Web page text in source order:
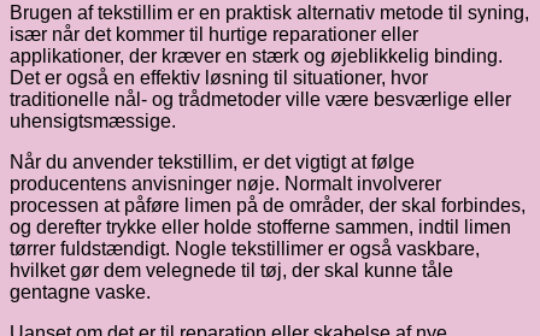
Brugen af tekstillim er en praktisk alternativ metode til syning,
især når det kommer til hurtige reparationer eller
applikationer, der kræver en stærk og øjeblikkelig binding.
Det er også en effektiv løsning til situationer, hvor
traditionelle nål- og trådmetoder ville være besværlige eller
uhensigtsmæssige.
Når du anvender tekstillim, er det vigtigt at følge
producentens anvisninger nøje. Normalt involverer
processen at påføre limen på de områder, der skal forbindes,
og derefter trykke eller holde stofferne sammen, indtil limen
tørrer fuldstændigt. Nogle tekstillimer er også vaskbare,
hvilket gør dem velegnede til tøj, der skal kunne tåle
gentagne vaske.